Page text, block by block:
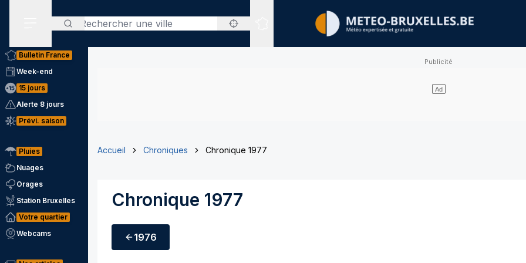
Rechercher
Sites expertisés
Bulletin France
Week-end
15 jours
Alerte 8 jours
Prévi. saison
Pluies
Nuages
Orages
Station Bruxelles
Votre quartier
Webcams
Accueil Chroniques Chronique 1977
Chronique 1977
1976